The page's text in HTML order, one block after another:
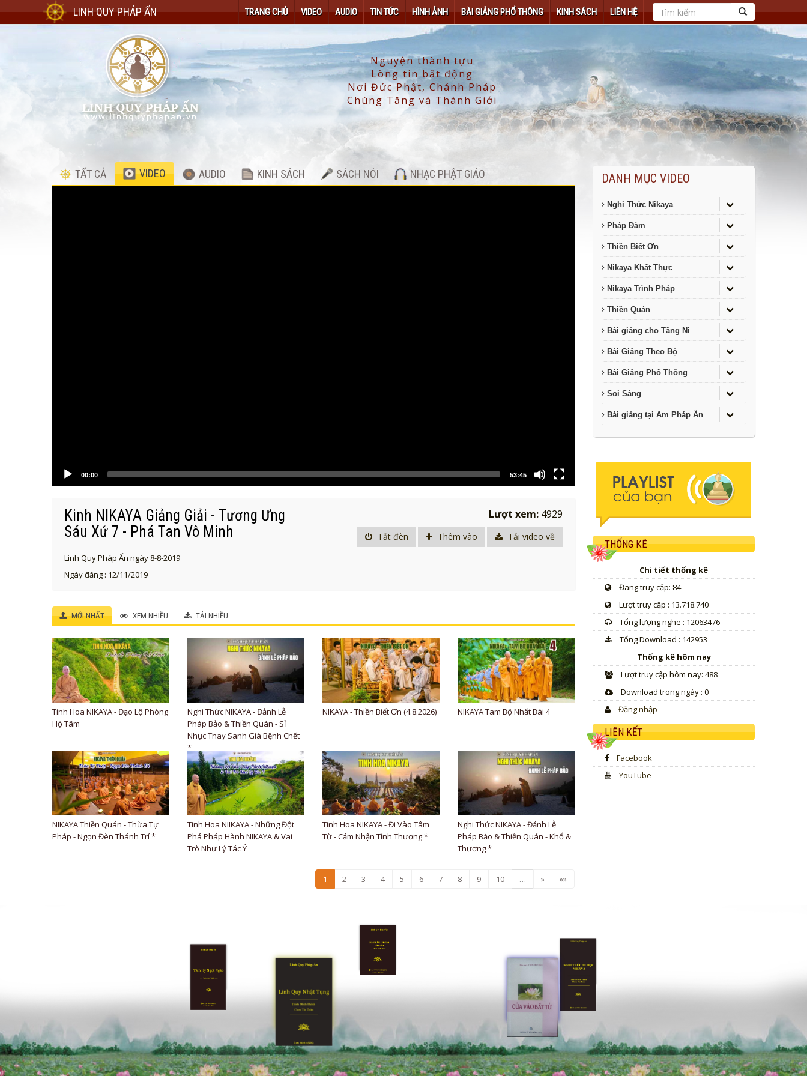
LINH QUY PHÁP ẤN TRANG CHỦ VIDEO AUDIO TIN TỨC HÌNH ẢNH BÀI GIẢNG PHỔ THÔNG KINH SÁCH LIÊN HỆ
TẤT CẢ VIDEO AUDIO KINH SÁCH SÁCH NÓI NHẠC PHẬT GIÁO
00:00 53:45
Kinh NIKAYA Giảng Giải - Tương Ưng
Sáu Xứ 7 - Phá Tan Vô Minh
Linh Quy Pháp Ấn ngày 8-8-2019
Ngày đăng : 12/11/2019
Lượt xem: 4929
Tắt đèn Thêm vào Tải video về
MỚI NHẤT XEM NHIỀU TẢI NHIỀU
Tinh Hoa NIKAYA - Đạo Lộ Phòng
Hộ Tâm
Nghi Thức NIKAYA - Đảnh Lễ
Pháp Bảo & Thiền Quán - Sỉ
Nhục Thay Sanh Già Bệnh Chết
*
NIKAYA - Thiền Biết Ơn (4.8.2026) NIKAYA Tam Bộ Nhất Bái 4
NIKAYA Thiền Quán - Thừa Tự
Pháp - Ngọn Đèn Thánh Trí *
Tinh Hoa NIIKAYA - Những Đột
Phá Pháp Hành NIKAYA & Vai
Trò Như Lý Tác Ý
Tinh Hoa NIKAYA - Đi Vào Tâm
Từ - Cảm Nhận Tình Thương *
Nghi Thức NIKAYA - Đảnh Lễ
Pháp Bảo & Thiền Quán - Khổ &
Thương *
1 2 3 4 5 6 7 8 9 10 … » »»
DANH MỤC VIDEO
Nghi Thức Nikaya
Pháp Đàm
Thiền Biết Ơn
Nikaya Khất Thực
Nikaya Trình Pháp
Thiền Quán
Bài giảng cho Tăng Ni
Bài Giảng Theo Bộ
Bài Giảng Phổ Thông
Soi Sáng
Bài giảng tại Am Pháp Ấn
THỐNG KÊ
Chi tiết thống kê
Đang truy cập: 84
Lượt truy cập : 13.718.740
Tổng lượng nghe : 12063476
Tổng Download : 142953
Thống kê hôm nay
Lượt truy cập hôm nay: 488
Download trong ngày : 0
Đăng nhập
LIÊN KẾT
Facebook
YouTube